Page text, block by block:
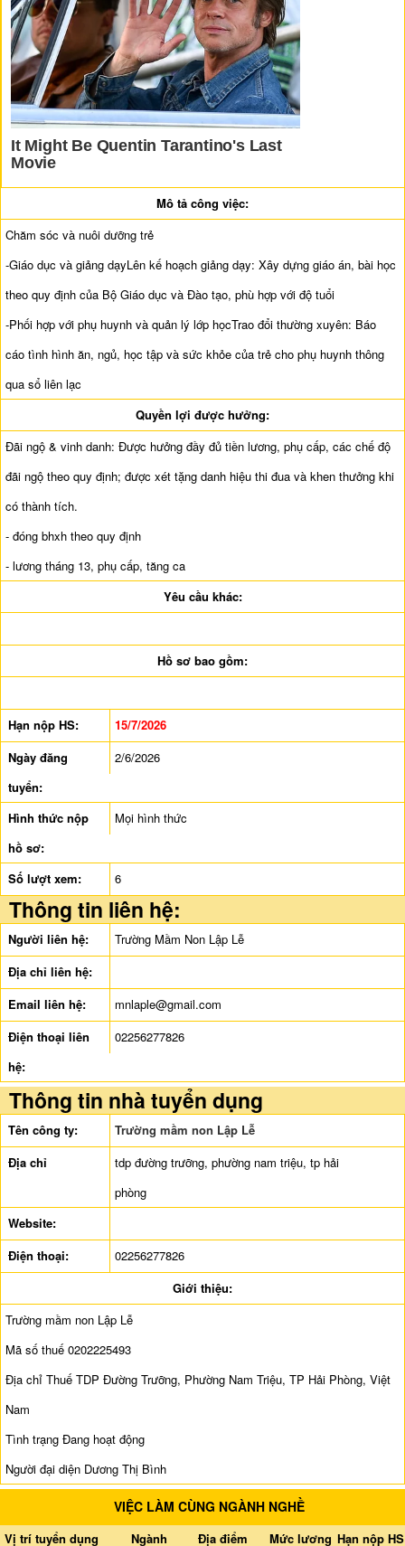
Mô tả công việc:
Chăm sóc và nuôi dưỡng trẻ
-Giáo dục và giảng dạyLên kế hoạch giảng dạy: Xây dựng giáo án, bài học
theo quy định của Bộ Giáo dục và Đào tạo, phù hợp với độ tuổi
-Phối hợp với phụ huynh và quản lý lớp họcTrao đổi thường xuyên: Báo
cáo tình hình ăn, ngủ, học tập và sức khỏe của trẻ cho phụ huynh thông
qua sổ liên lạc
Quyền lợi được hưởng:
Đãi ngộ & vinh danh: Được hưởng đầy đủ tiền lương, phụ cấp, các chế độ
đãi ngộ theo quy định; được xét tặng danh hiệu thi đua và khen thưởng khi
có thành tích.
- đóng bhxh theo quy định
- lương tháng 13, phụ cấp, tăng ca
Yêu cầu khác:
Hồ sơ bao gồm:
Hạn nộp HS:
15/7/2026
Ngày đăng
tuyển:
2/6/2026
Hình thức nộp
hồ sơ:
Mọi hình thức
Số lượt xem: 6
Thông tin liên hệ:
Người liên hệ:
Trường Mầm Non Lập Lễ
Địa chỉ liên hệ:
Email liên hệ:
mnlaple@gmail.com
Điện thoại liên
hệ:
02256277826
Thông tin nhà tuyển dụng
Tên công ty:
Trường mầm non Lập Lễ
Địa chỉ
tdp đường trưỡng, phường nam triệu, tp hải
phòng
Website:
Điện thoại:
02256277826
Giới thiệu:
Trường mầm non Lập Lễ
Mã số thuế 0202225493
Địa chỉ Thuế TDP Đường Trưỡng, Phường Nam Triệu, TP Hải Phòng, Việt
Nam
Tình trạng Đang hoạt động
Người đại diện Dương Thị Bình
VIỆC LÀM CÙNG NGÀNH NGHỀ
Vị trí tuyển dụng Ngành Địa điểm Mức lương Hạn nộp HS